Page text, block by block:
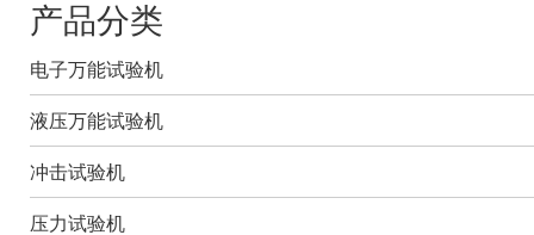
产品分类
电子万能试验机
液压万能试验机
冲击试验机
压力试验机